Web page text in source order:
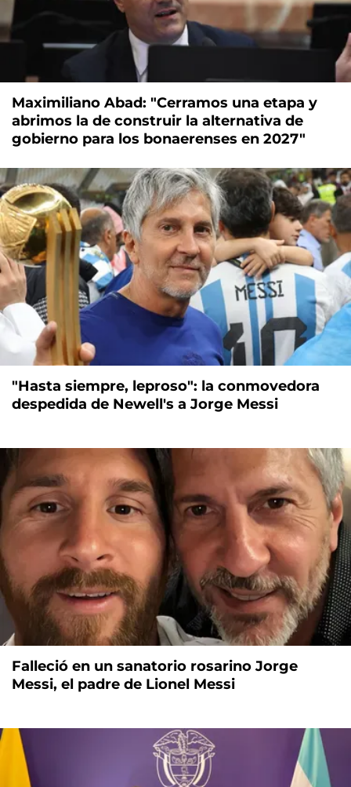
Maximiliano Abad: "Cerramos una etapa y
abrimos la de construir la alternativa de
gobierno para los bonaerenses en 2027"
"Hasta siempre, leproso": la conmovedora
despedida de Newell's a Jorge Messi
Falleció en un sanatorio rosarino Jorge
Messi, el padre de Lionel Messi